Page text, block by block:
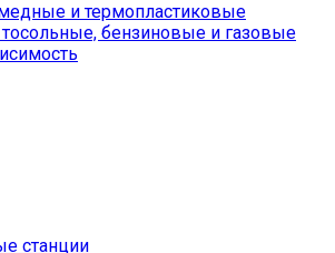
и термопластиковые
бензиновые и газовые
станции